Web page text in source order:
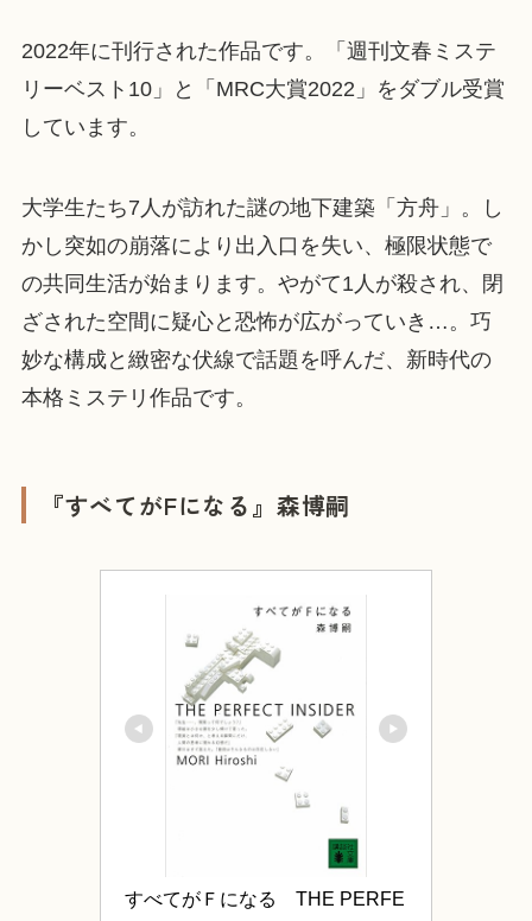
2022年に刊行された作品です。「週刊文春ミステ
リーベスト10」と「MRC大賞2022」をダブル受賞
しています。
大学生たち7人が訪れた謎の地下建築「方舟」。し
かし突如の崩落により出入口を失い、極限状態で
の共同生活が始まります。やがて1人が殺され、閉
ざされた空間に疑心と恐怖が広がっていき…。巧
妙な構成と緻密な伏線で話題を呼んだ、新時代の
本格ミステリ作品です。
『すべてがFになる』森博嗣
すべてがＦになる　THE PERFE